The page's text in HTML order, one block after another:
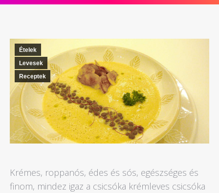
Ételek
Levesek
Receptek
Krémes, roppanós, édes és sós, egészséges és
finom, mindez igaz a csicsóka krémleves csicsóka